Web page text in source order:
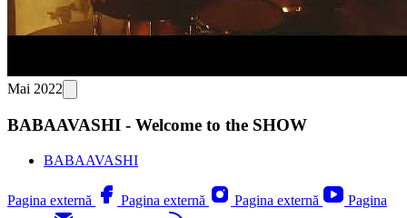
Mai 2022
BABAAVASHI - Welcome to the SHOW
BABAAVASHI
Pagina externă Pagina externă Pagina externă Pagina